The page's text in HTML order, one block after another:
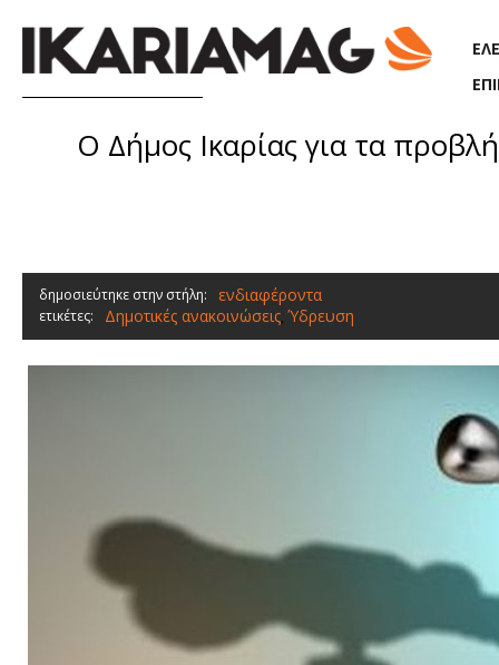
Ο Δήμος Ικαρίας για τα
δημοσιεύτηκε στην στήλη: ενδιαφέροντα
ετικέτες: Δημοτικές ανακοινώσεις, Ύδρευση